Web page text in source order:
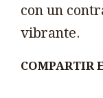
con un
vibrante.
COMPARTIR